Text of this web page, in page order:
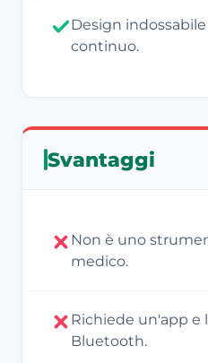
Design
continuo.
Svantaggi
Non è uno
medico.
Richiede un'app e
Bluetooth.